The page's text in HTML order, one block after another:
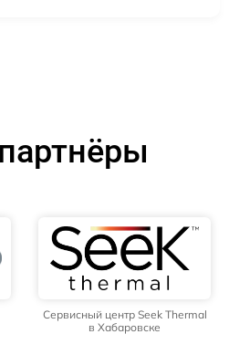
Сервисный центр Seek Thermal
в Хабаровске